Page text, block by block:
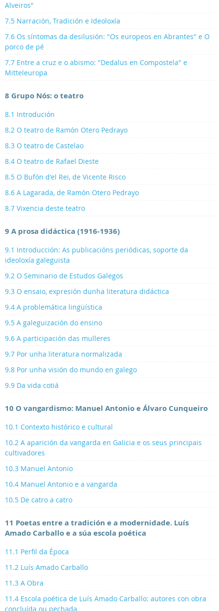
Alveiros"
7.5 Narración, Tradición e Ideoloxía
7.6 Os síntomas da desilusión: "Os europeos en Abrantes" e O
porco de pé
7.7 Entre a cruz e o abismo: "Dedalus en Compostela" e
Mitteleuropa
8 Grupo Nós: o teatro
8.1 Introdución
8.2 O teatro de Ramón Otero Pedrayo
8.3 O teatro de Castelao
8.4 O teatro de Rafael Dieste
8.5 O Bufón d'el Rei, de Vicente Risco
8.6 A Lagarada, de Ramón Otero Pedrayo
8.7 Vixencia deste teatro
9 A prosa didáctica (1916-1936)
9.1 Introducción: As publicacións periódicas, soporte da
ideoloxía galeguista
9.2 O Seminario de Estudos Galegos
9.3 O ensaio, expresión dunha literatura didáctica
9.4 A problemática lingüística
9.5 A galeguización do ensino
9.6 A participación das mulleres
9.7 Por unha literatura normalizada
9.8 Por unha visión do mundo en galego
9.9 Da vida cotiá
10 O vangardismo: Manuel Antonio e Álvaro Cunqueiro
10.1 Contexto histórico e cultural
10.2 A aparición da vangarda en Galicia e os seus principais
cultivadores
10.3 Manuel Antonio
10.4 Manuel Antonio e a vangarda
10.5 De catro a catro
11 Poetas entre a tradición e a modernidade. Luís
Amado Carballo e a súa escola poética
11.1 Perfil da Época
11.2 Luís Amado Carballo
11.3 A Obra
11.4 Escola poética de Luís Amado Carballo: autores con obra
concluída ou pechada